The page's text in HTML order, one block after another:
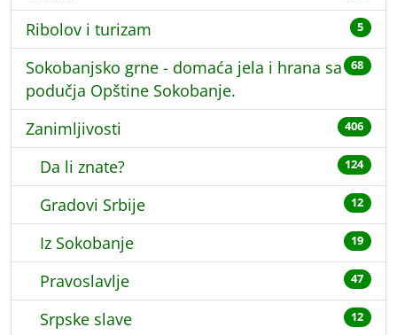
Ribolov i turizam 5
Sokobanjsko grne - domaća jela i hrana sa
podučja Opštine Sokobanje.
68
Zanimljivosti 406
Da li znate? 124
Gradovi Srbije 12
Iz Sokobanje 19
Pravoslavlje 47
Srpske slave 12